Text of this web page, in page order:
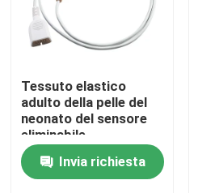
Casa
Tessuto elastico
adulto della pelle del
neonato del sensore
eliminabile
dell'ossimetro di Nihon
Kohden TL-253T
Invia richiesta